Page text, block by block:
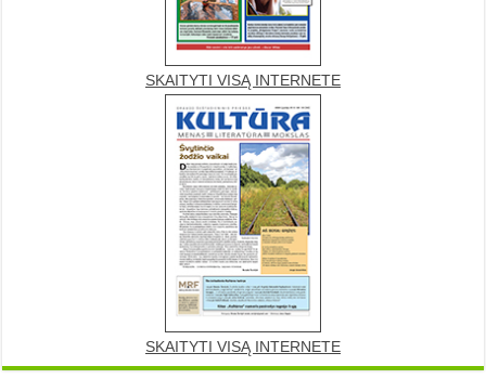
SKAITYTI VISĄ INTERNETE
SKAITYTI VISĄ INTERNETE